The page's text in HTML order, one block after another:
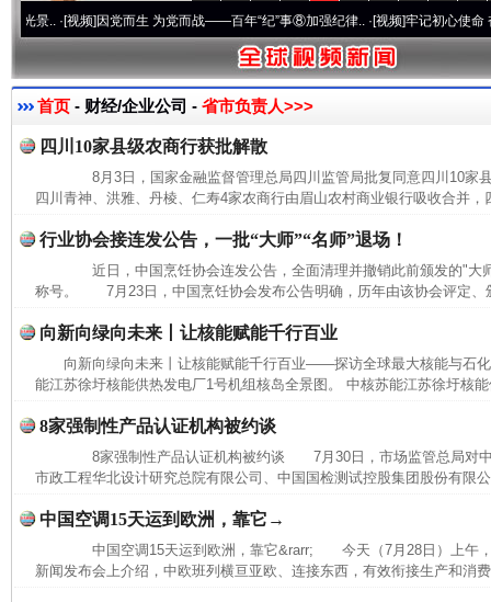
·[视频]因党而生 为党而战——百年“纪”事⑧加强纪律..·[视频]牢记初心使命 奋进复
首页 - 财经/企业公司 - 省市负责人>>>
四川10家县级农商行获批解散
8月3日，国家金融监督管理总局四川监管局批复同意四川10
四川青神、洪雅、丹棱、仁寿4家农商行由眉山农村商业银行吸收合并
行业协会接连发公告，一批“大师”“名师”退场！
近日，中国烹饪协会连发公告，全面清理并撤销此前颁发的"大
称号。 7月23日，中国烹饪协会发布公告明确，历年由该协会评定、
向新向绿向未来丨让核能赋能千行百业
向新向绿向未来丨让核能赋能千行百业——探访全球最大核能与石
能江苏徐圩核能供热发电厂1号机组核岛全景图。 中核苏能江苏徐圩核
8家强制性产品认证机构被约谈
8家强制性产品认证机构被约谈 7月30日，市场监管总局对中
市政工程华北设计研究总院有限公司、中国国检测试控股集团股份有限
中国空调15天运到欧洲，靠它→
中国空调15天运到欧洲，靠它&rarr; 今天（7月28日）上午，
新闻发布会上介绍，中欧班列横亘亚欧、连接东西，有效衔接生产和消
完善运行机制助力责任有效落实 一纸欠